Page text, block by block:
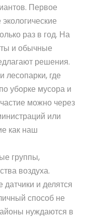
Первое
раз в год. На
и обычные
решения.
лесопарки, где
уборке мусора и
можно через
или
как наш
группы,
воздуха.
и делятся
способ не
нуждаются в